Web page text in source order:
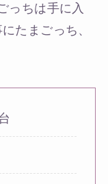
っちは手に入
たまごっち、